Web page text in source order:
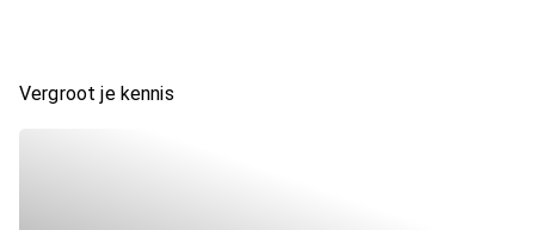
Vergroot je kennis